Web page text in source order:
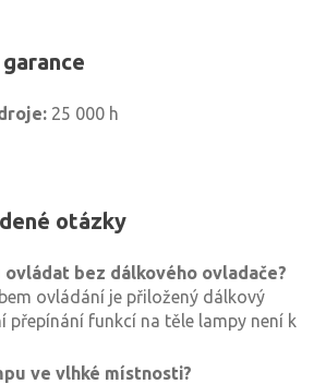
25 000 h
otázky
ovládat bez dálkového ovladače?
ovládání je přiložený dálkový
přepínání funkcí na těle lampy není k
ve vlhké místnosti?